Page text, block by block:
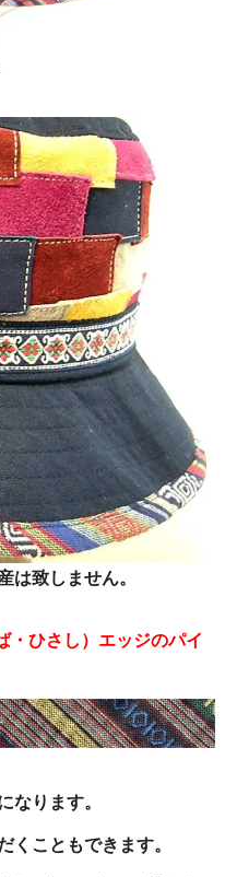
は致しません。
・ひさし）エッジのパイ
なります。
くこともできます。